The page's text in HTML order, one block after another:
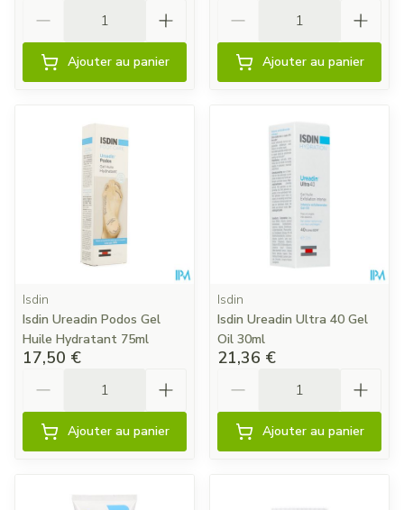
Ajouter au panier Ajouter au panier
Isdin
Isdin Ureadin Podos Gel
Huile Hydratant 75ml
17,50 €
Ajouter au panier
Isdin
Isdin Ureadin Ultra 40 Gel
Oil 30ml
21,36 €
Ajouter au panier